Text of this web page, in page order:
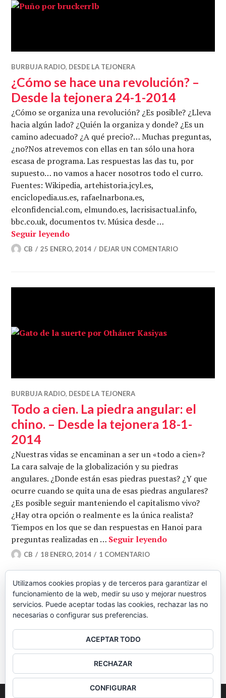
BURBUJA RADIO, DESDE LA TEJONERA
¿Cómo se hace una revolución? –
Desde la tejonera 24-1-2014
¿Cómo se organiza una revolución? ¿Es posible? ¿Lleva
hacia algún lado? ¿Quién la organiza y donde? ¿Es un
camino adecuado? ¿A qué precio?… Muchas preguntas,
¿no?Nos atrevemos con ellas en tan sólo una hora
escasa de programa. Las respuestas las das tu, por
supuesto… no vamos a hacer nosotros todo el curro.
Fuentes: Wikipedia, artehistoria.jcyl.es,
enciclopedia.us.es, rafaelnarbona.es,
elconfidencial.com, elmundo.es, lacrisisactual.info,
bbc.co.uk, documentos tv. Música desde …
Seguir leyendo¿Cómo se hace una revolución? –
CB 25 ENERO, 2014 DEJAR UN COMENTARIO
BURBUJA RADIO, DESDE LA TEJONERA
Todo a cien. La piedra angular: el
chino. – Desde la tejonera 18-1-
2014
¿Nuestras vidas se encaminan a ser un «todo a cien»?
La cara salvaje de la globalización y su piedras
angulares. ¿Donde están esas piedras puestas? ¿Y que
ocurre cuando se quita una de esas piedras angulares?
¿Es posible seguir manteniendo el capitalismo vivo?
¿Hay otra opción o realmente es la única realista?
Tiempos en los que se dan respuestas en Hanoi para
preguntas realizadas en … Seguir leyendoTodo a cien.
CB 18 ENERO, 2014 1 COMENTARIO
Navegación
de
entradas
ENTRADAS
BARRA
LATERAL
Utilizamos cookies propias y de terceros para garantizar el
funcionamiento de la web, medir su uso y mejorar nuestros
servicios. Puede aceptar todas las cookies, rechazar las no
necesarias o configurar sus preferencias.
ACEPTAR TODO
RECHAZAR
CONFIGURAR